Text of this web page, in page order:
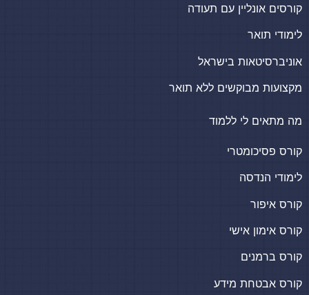
קורסים אונליין עם תעודה
לימודי תואר
אוניברסיטאות בישראל
מקצועות מבוקשים ללא תואר
מה מתאים לי ללמוד
קורס פסיכומטרי
לימודי הנדסה
קורס איפור
קורס אימון אישי
קורס ברמנים
קורס אבטחת מידע